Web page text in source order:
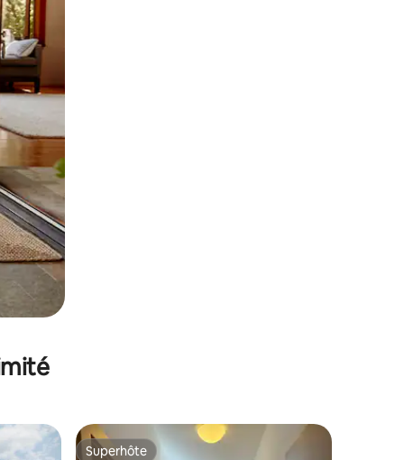
glisser.
Superhôte